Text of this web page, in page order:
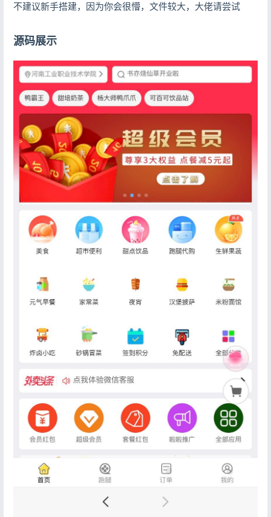
不建议新手搭建，因为你会很懵，文件较大，大佬请尝试
源码展示